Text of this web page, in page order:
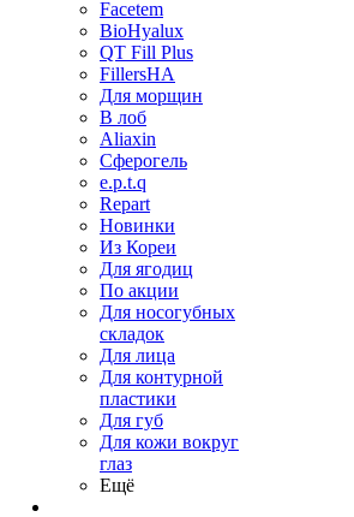
Facetem
BioHyalux
QT Fill Plus
FillersHA
Для морщин
В лоб
Aliaxin
Сферогель
e.p.t.q
Repart
Новинки
Из Кореи
Для ягодиц
По акции
Для носогубных
складок
Для лица
Для контурной
пластики
Для губ
Для кожи вокруг
глаз
Ещё